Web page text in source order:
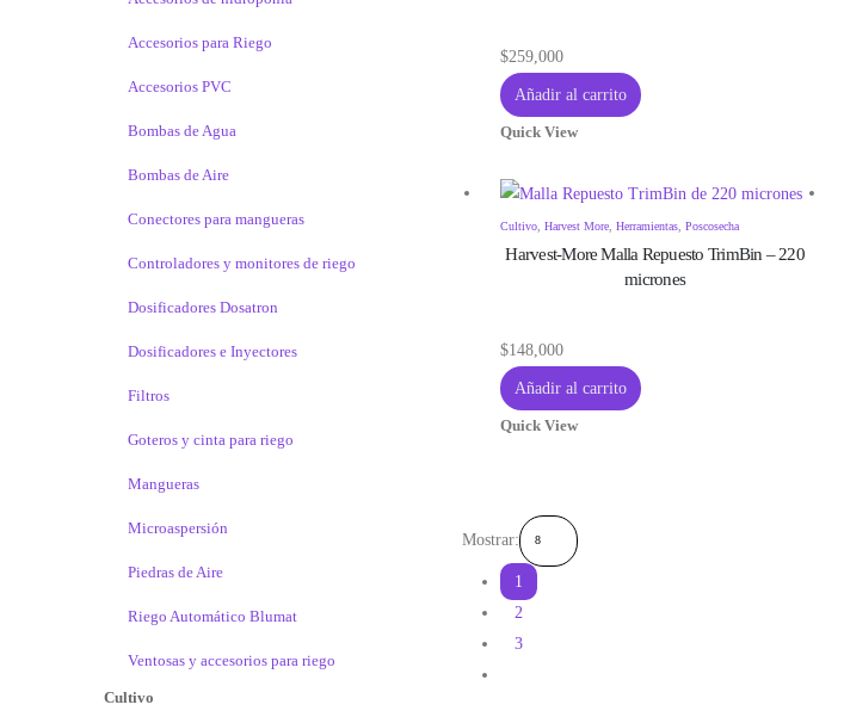
$259,000
Añadir al carrito
Quick View
Cultivo Harvest More Herramientas Poscosecha
Harvest-More Malla Repuesto TrimBin – 220
micrones
$148,000
Añadir al carrito
Quick View
Mostrar:
1
2
3
Accesorios para Riego
Accesorios PVC
Bombas de Agua
Bombas de Aire
Conectores para mangueras
Controladores y monitores de riego
Dosificadores Dosatron
Dosificadores e Inyectores
Filtros
Goteros y cinta para riego
Mangueras
Microaspersión
Piedras de Aire
Riego Automático Blumat
Ventosas y accesorios para riego
Cultivo